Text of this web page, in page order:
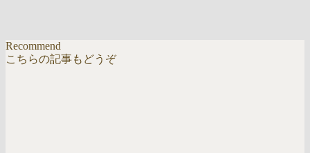
Recommend
こちらの記事もどうぞ